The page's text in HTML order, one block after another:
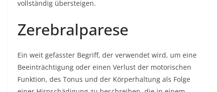
vollständig übersteigen.
Zerebralparese
Ein weit gefasster Begriff, der verwendet wird, um eine
Beeinträchtigung oder einen Verlust der motorischen
Funktion, des Tonus und der Körperhaltung als Folge